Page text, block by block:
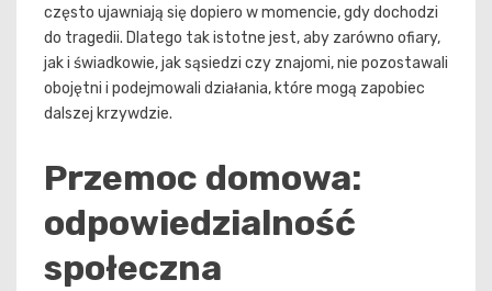
często ujawniają się dopiero w momencie, gdy dochodzi
do tragedii. Dlatego tak istotne jest, aby zarówno ofiary,
jak i świadkowie, jak sąsiedzi czy znajomi, nie pozostawali
obojętni i podejmowali działania, które mogą zapobiec
dalszej krzywdzie.
Przemoc domowa:
odpowiedzialność
społeczna